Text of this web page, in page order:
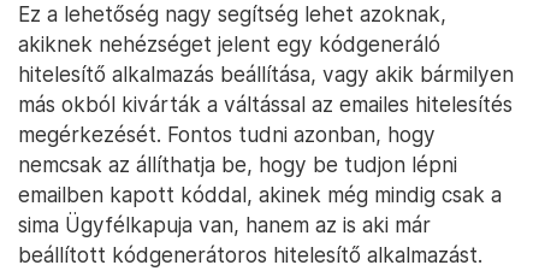
Ez a lehetőség nagy segítség lehet azoknak,
akiknek nehézséget jelent egy kódgeneráló
hitelesítő alkalmazás beállítása, vagy akik bármilyen
más okból kivárták a váltással az emailes hitelesítés
megérkezését. Fontos tudni azonban, hogy
nemcsak az állíthatja be, hogy be tudjon lépni
emailben kapott kóddal, akinek még mindig csak a
sima Ügyfélkapuja van, hanem az is aki már
beállított kódgenerátoros hitelesítő alkalmazást.